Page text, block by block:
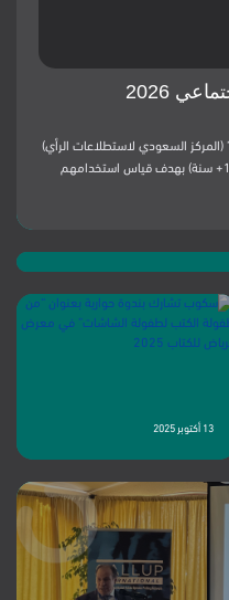
2026
السعودي لاستطلاعات الرأي)
بإجراء دراسة شملت 1266 مواطناً سعودياً (18+ سنة) بهدف قياس استخدامهم
المحاور الرئيسية: أهم النتائج:بعد
نسب الاستخدام بدرجات متفاوتة،
مرتفعة رغم انخفاضها
أصبحوا أكثر انتقائية في ...
13 أكتوبر 2025